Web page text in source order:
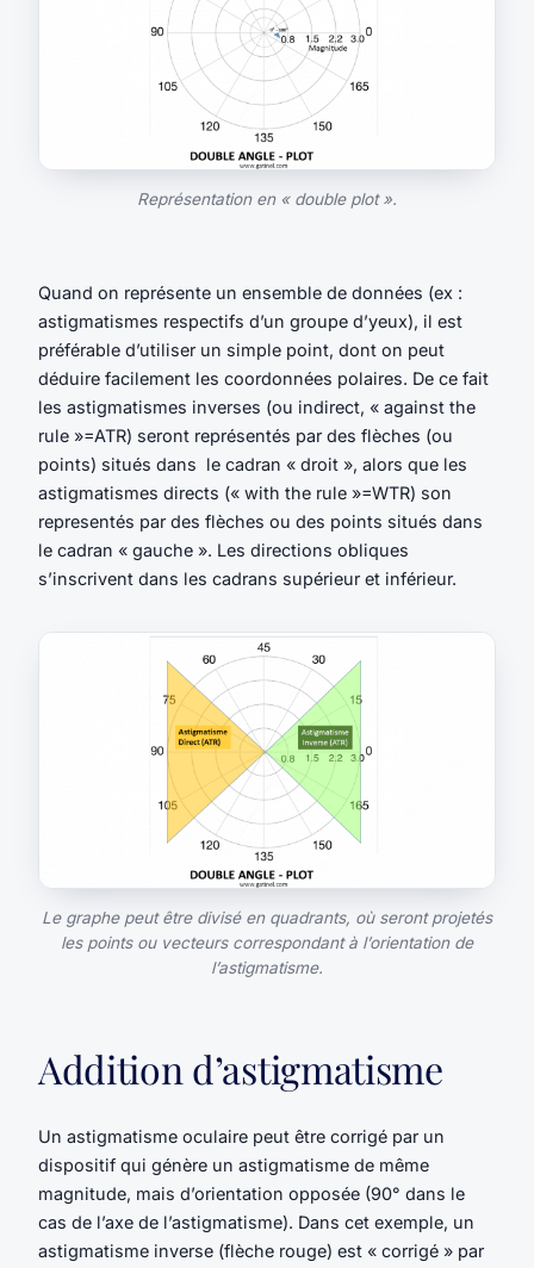
Représentation en « double plot ».
Quand on représente un ensemble de données (ex :
astigmatismes respectifs d’un groupe d’yeux), il est
préférable d’utiliser un simple point, dont on peut
déduire facilement les coordonnées polaires. De ce fait
les astigmatismes inverses (ou indirect, « against the
rule »=ATR) seront représentés par des flèches (ou
points) situés dans le cadran « droit », alors que les
astigmatismes directs (« with the rule »=WTR) son
representés par des flèches ou des points situés dans
le cadran « gauche ». Les directions obliques
s’inscrivent dans les cadrans supérieur et inférieur.
Le graphe peut être divisé en quadrants, où seront projetés
les points ou vecteurs correspondant à l’orientation de
l’astigmatisme.
Addition d’astigmatisme
Un astigmatisme oculaire peut être corrigé par un
dispositif qui génère un astigmatisme de même
magnitude, mais d’orientation opposée (90° dans le
cas de l’axe de l’astigmatisme). Dans cet exemple, un
astigmatisme inverse (flèche rouge) est « corrigé » par